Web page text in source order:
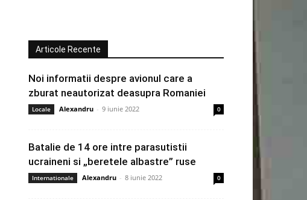
Articole Recente
Noi informatii despre avionul care a
zburat neautorizat deasupra Romaniei
Locale Alexandru - 9 iunie 2022 0
Batalie de 14 ore intre parasutistii
ucraineni si „beretele albastre” ruse
Internationale Alexandru - 8 iunie 2022 0